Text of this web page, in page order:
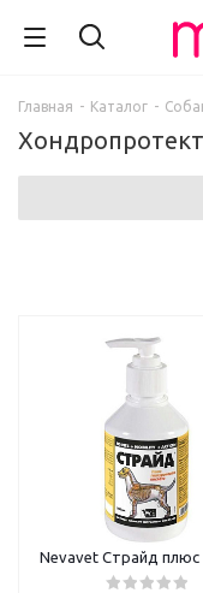
Главная - Каталог -
Nevavet Страйд плюс